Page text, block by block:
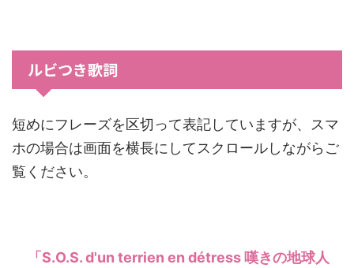
ルビつき歌詞
短めにフレーズを区切って表記していますが、スマ
ホの場合は画面を横長にしてスクロールしながらご
覧ください。
「S.O.S. d'un terrien en détress 嘆きの地球人